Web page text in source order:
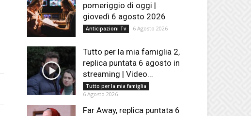
pomeriggio di oggi |
giovedì 6 agosto 2026
Anticipazioni Tv 6 Agosto 2026
Tutto per la mia famiglia 2,
replica puntata 6 agosto in
streaming | Video...
Tutto per la mia famiglia
6 Agosto 2026
Far Away, replica puntata 6